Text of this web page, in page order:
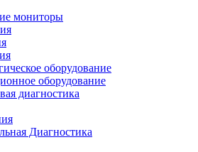
мониторы
оборудование
оборудование
диагностика
Диагностика